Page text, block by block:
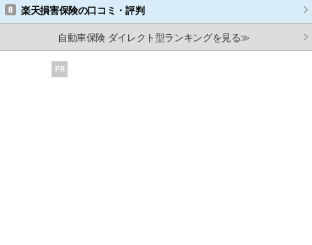
楽天損害保険の口コミ・評判
自動車保険 ダイレクト型ランキングを見る≫
PR